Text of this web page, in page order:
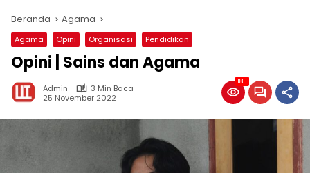
Beranda Agama
Agama Opini Organisasi Pendidikan
Opini | Sains dan Agama
Admin
3 Min Baca
25 November 2022
1811